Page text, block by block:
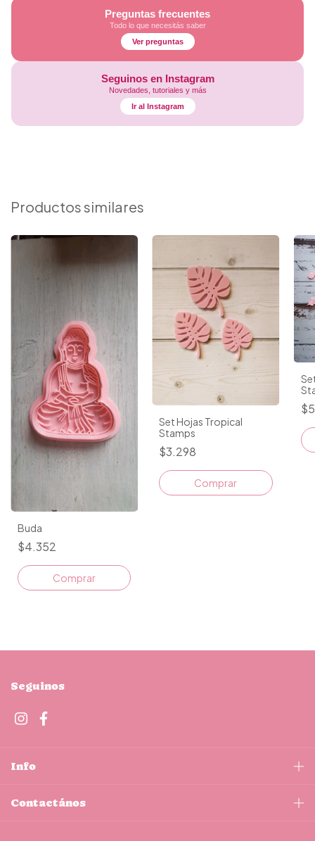
Preguntas frecuentes
Todo lo que necesitás saber
Ver preguntas
Seguinos en Instagram
Novedades, tutoriales y más
Ir al Instagram
Productos similares
Buda
$4.352
Comprar
Set Hojas Tropical
Stamps
$3.298
Seguinos
Info
Contactános